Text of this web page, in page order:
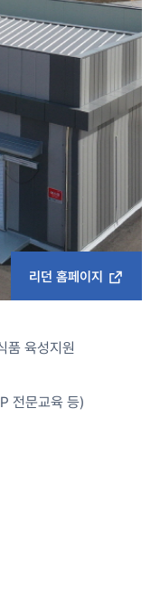
리던 홈페이지
품 육성지원
전문교육 등)